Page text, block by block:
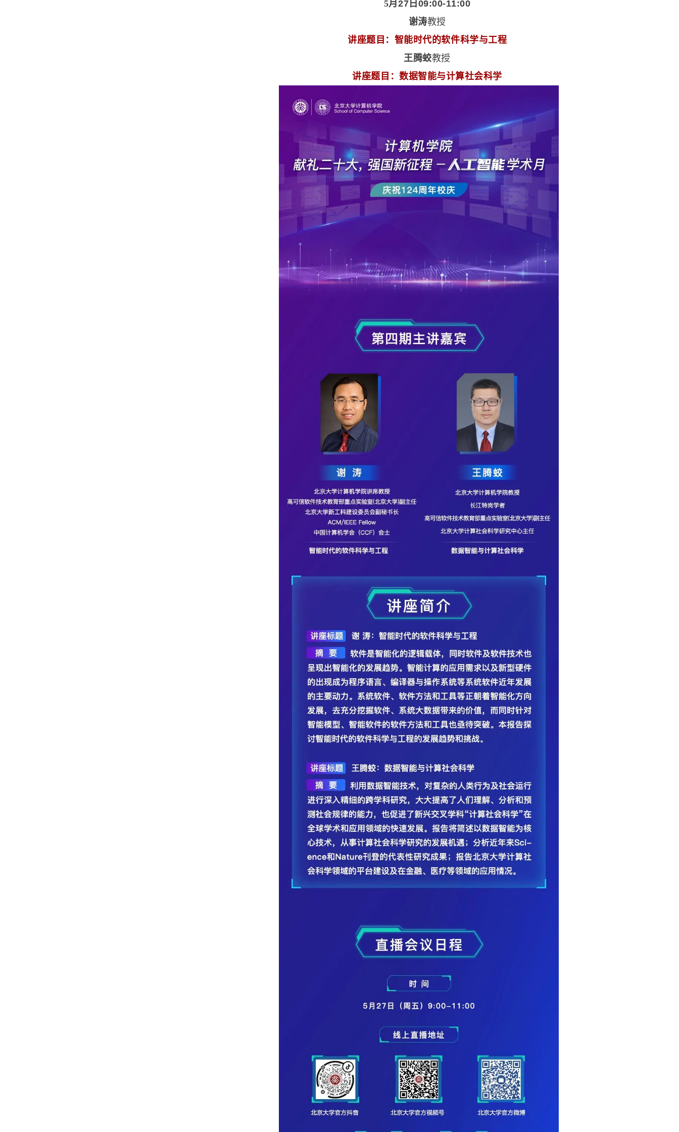
5月 27 日 09:00-11:00
谢涛教授
讲座题目：智能时代的软件科学与工程
王腾蛟教授
讲座题目：数据智能与计算社会科学